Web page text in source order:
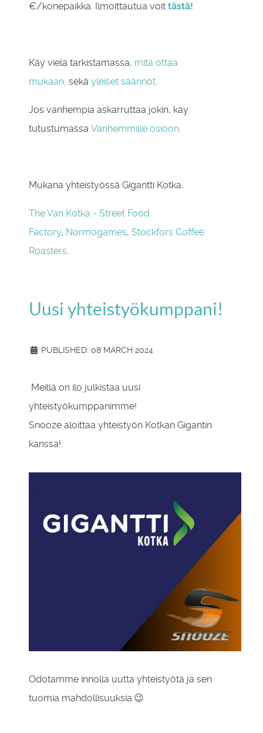
€/konepaikka. Ilmoittautua voit tästä!
Käy vielä tarkistamassa, mitä ottaa
mukaan, sekä yleiset säännöt.
Jos vanhempia askarruttaa jokin, käy
tutustumassa Vanhemmille osioon.
Mukana yhteistyössä Gigantti Kotka,
The Van Kotka - Street Food
Factory, Normogames, Stockfors Coffee
Roasters.
Uusi yhteistyökumppani!
PUBLISHED: 08 MARCH 2024
Meillä on ilo julkistaa uusi
yhteistyökumppanimme!
Snooze aloittaa yhteistyön Kotkan Gigantin
kanssa!
Odotamme innolla uutta yhteistyötä ja sen
tuomia mahdollisuuksia.😉